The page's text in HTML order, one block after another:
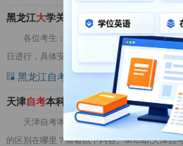
黑龙江大学关于2023年春季自 函授
各位考生：2023年春季学期自考、函授本
日进行，具体安排如下：一、考试时间2023年
试地点黑龙江大学C
黑龙江自考政策新闻 黑龙江自考
天津自考本科和 函授本科的区别在哪里？
天津自考本科和函授本科的区别在哪里？
的区别在哪里？请看以下内容。&nbsp;天津自